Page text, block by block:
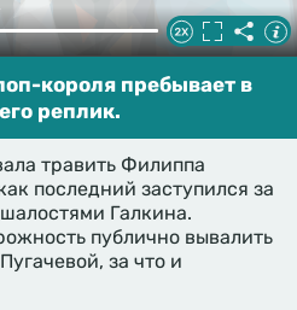
короля пребывает в
реплик.
травить Филиппа
последний заступился за
Галкина.
публично вывалить
за что и